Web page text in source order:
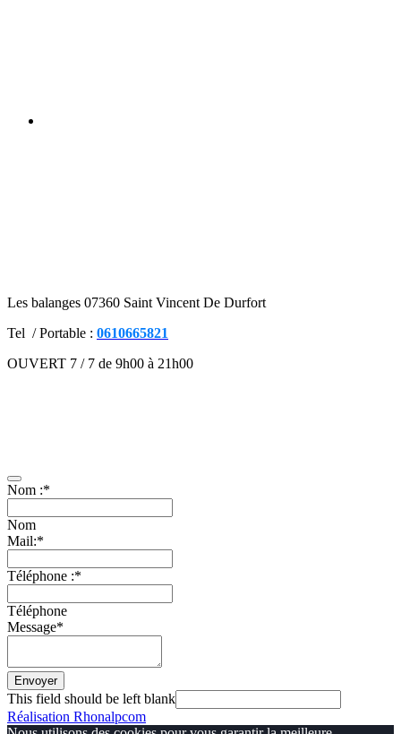
Les balanges 07360 Saint Vincent De Durfort
Tel / Portable : 0610665821
OUVERT 7 / 7 de 9h00 à 21h00
Nom :*
Nom
Mail:*
Téléphone :*
Téléphone
Message*
Envoyer
This field should be left blank
Réalisation Rhonalpcom